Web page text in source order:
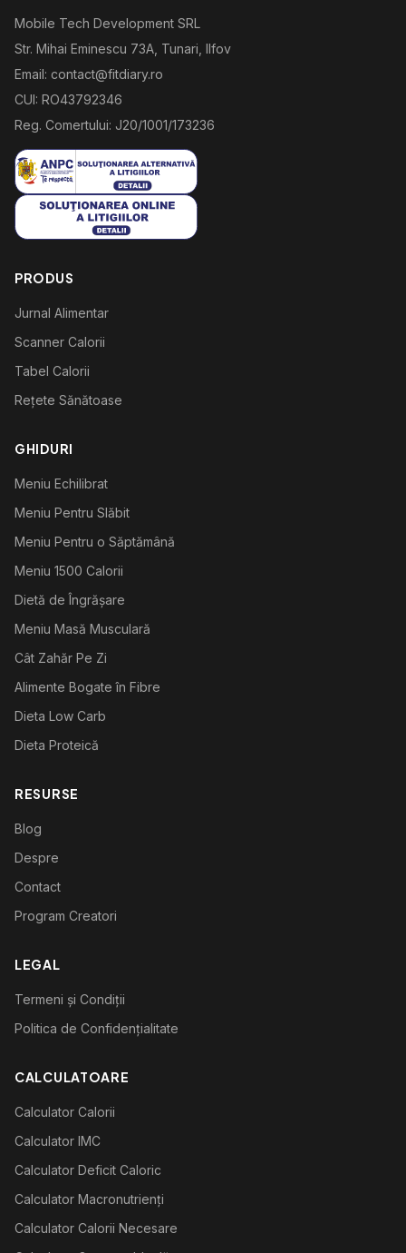
Mobile Tech Development SRL
Str. Mihai Eminescu 73A, Tunari, Ilfov
Email: contact@fitdiary.ro
CUI: RO43792346
Reg. Comertului: J20/1001/173236
PRODUS
Jurnal Alimentar
Scanner Calorii
Tabel Calorii
Rețete Sănătoase
GHIDURI
Meniu Echilibrat
Meniu Pentru Slăbit
Meniu Pentru o Săptămână
Meniu 1500 Calorii
Dietă de Îngrășare
Meniu Masă Musculară
Cât Zahăr Pe Zi
Alimente Bogate în Fibre
Dieta Low Carb
Dieta Proteică
RESURSE
Blog
Despre
Contact
Program Creatori
LEGAL
Termeni și Condiții
Politica de Confidențialitate
CALCULATOARE
Calculator Calorii
Calculator IMC
Calculator Deficit Caloric
Calculator Macronutrienți
Calculator Calorii Necesare